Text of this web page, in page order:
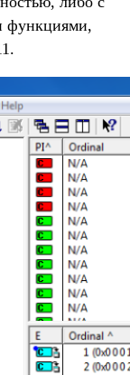
функциями,